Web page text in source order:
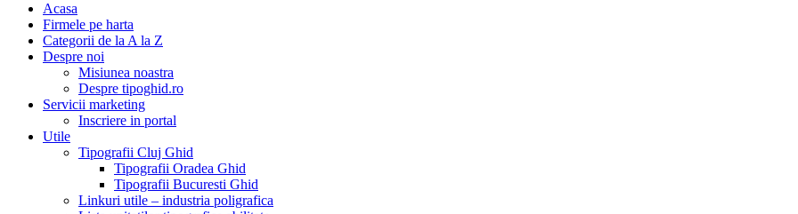
Acasa
Firmele pe harta
Categorii de la A la Z
Despre noi
Misiunea noastra
Despre tipoghid.ro
Servicii marketing
Inscriere in portal
Utile
Tipografii Cluj Ghid
Tipografii Oradea Ghid
Tipografii Bucuresti Ghid
Linkuri utile – industria poligrafica